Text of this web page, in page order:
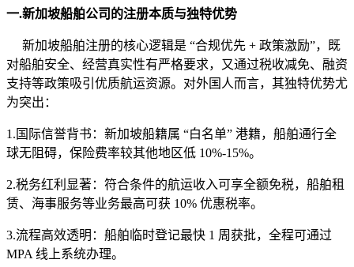
一.新加坡船舶公司的注册本质与独特优势
新加坡船舶注册的核心逻辑是 “合规优先 + 政策激励”，既
对船舶安全、经营真实性有严格要求，又通过税收减免、融资
支持等政策吸引优质航运资源。对外国人而言，其独特优势尤
为突出：
1.国际信誉背书：新加坡船籍属 “白名单” 港籍，船舶通行全
球无阻碍，保险费率较其他地区低 10%-15%。
2.税务红利显著：符合条件的航运收入可享全额免税，船舶租
赁、海事服务等业务最高可获 10% 优惠税率。
3.流程高效透明：船舶临时登记最快 1 周获批，全程可通过
MPA 线上系统办理。